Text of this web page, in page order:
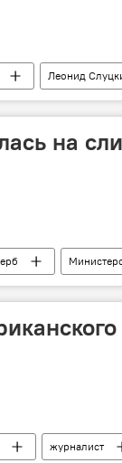
Леонид
на
убытки
журналист